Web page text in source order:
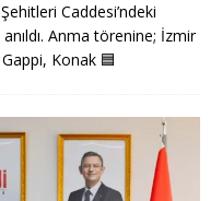
Şehitleri Caddesi’ndeki
Anma törenine; İzmir
Konak 🟦